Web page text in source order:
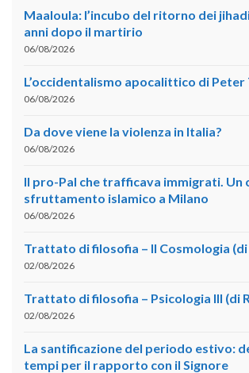
Maaloula: l’incubo del ritorno dei
anni dopo il martirio
06/08/2026
L’occidentalismo apocalittico di Peter
06/08/2026
Da dove viene la violenza in Italia?
06/08/2026
Il pro-Pal che trafficava immigrati. Un
sfruttamento islamico a Milano
06/08/2026
Trattato di filosofia – II Cosmologia (di
02/08/2026
Trattato di filosofia – Psicologia III (di
02/08/2026
La santificazione del periodo estivo:
tempi per il rapporto con il Signore